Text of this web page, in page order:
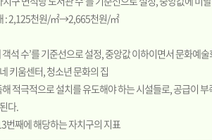
: 2,125천원/㎡→2,665천원/㎡
석 수’를 기준선으로 설정, 중앙값 이하이면서 문화예
키움센터, 청소년 문화의 집
적극적으로 설치를 유도해야 하는 시설들로, 공급이
다.
번째에 해당하는 자치구의 지표